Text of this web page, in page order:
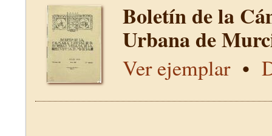
Boletín de la
Urbana de
Ver ejemplar•